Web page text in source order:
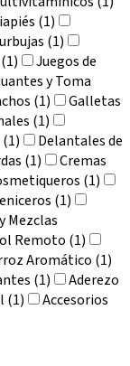
(1)
(1)
Juegos de
y Toma
(1)
Galletas
(1)
Delantales de
(1)
Cremas
(1)
(1)
Mezclas
Remoto (1)
Aromático (1)
(1)
Aderezo
(1)
Accesorios